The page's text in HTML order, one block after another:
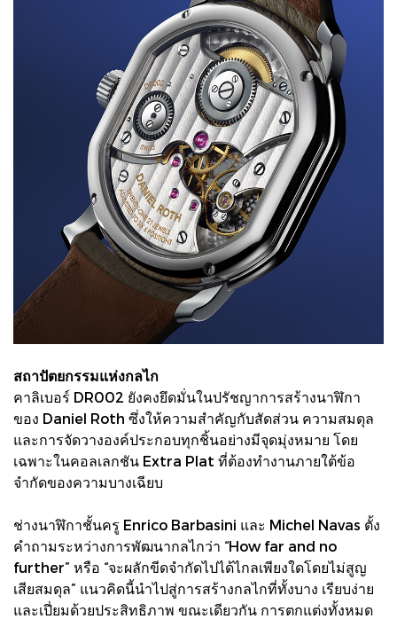
สถาปัตยกรรมแห่งกลไก
คาลิเบอร์ DR002 ยังคงยึดมั่นในปรัชญาการสร้างนาฬิกา
ของ Daniel Roth ซึ่งให้ความสำคัญกับสัดส่วน ความสมดุล
และการจัดวางองค์ประกอบทุกชิ้นอย่างมีจุดมุ่งหมาย โดย
เฉพาะในคอลเลกชัน Extra Plat ที่ต้องทำงานภายใต้ข้อ
จำกัดของความบางเฉียบ
ช่างนาฬิกาชั้นครู Enrico Barbasini และ Michel Navas ตั้ง
คำถามระหว่างการพัฒนากลไกว่า “How far and no
further” หรือ “จะผลักขีดจำกัดไปได้ไกลเพียงใดโดยไม่สูญ
เสียสมดุล” แนวคิดนี้นำไปสู่การสร้างกลไกที่ทั้งบาง เรียบง่าย
และเปี่ยมด้วยประสิทธิภาพ ขณะเดียวกัน การตกแต่งทั้งหมด